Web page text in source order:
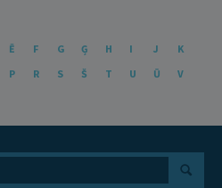
Ē F G Ģ H I J
K
P R S Š T U Ū
V